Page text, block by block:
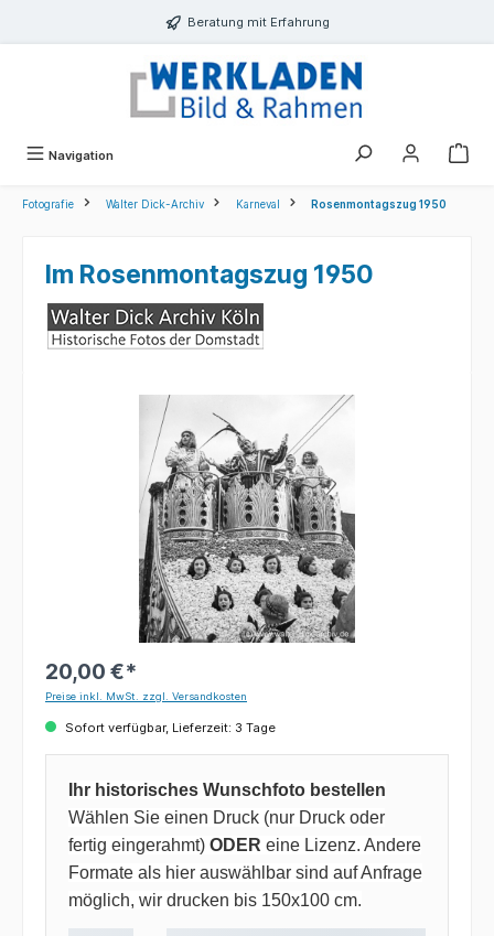
Beratung mit Erfahrung
Navigation
Fotografie Walter Dick-Archiv Karneval Rosenmontagszug 1950
Im Rosenmontagszug 1950
Bildergalerie überspringen
20,00 €*
Preise inkl. MwSt. zzgl. Versandkosten
Sofort verfügbar, Lieferzeit: 3 Tage
Ihr historisches Wunschfoto bestellen
Wählen Sie einen Druck (nur Druck oder
fertig eingerahmt) ODER eine Lizenz. Andere
Formate als hier auswählbar sind auf Anfrage
möglich, wir drucken bis 150x100 cm.